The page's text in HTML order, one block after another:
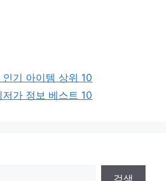
기 아이템 상위 10
가 정보 베스트 10